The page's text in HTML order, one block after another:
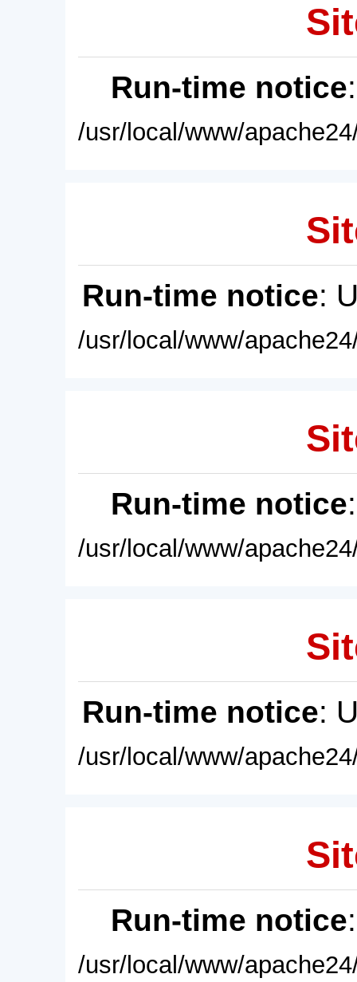
Run-time notice
/usr/local/www/
Run-time notice:
/usr/local/www/
Run-time notice
/usr/local/www/
Run-time notice:
/usr/local/www/
Run-time notice
/usr/local/www/